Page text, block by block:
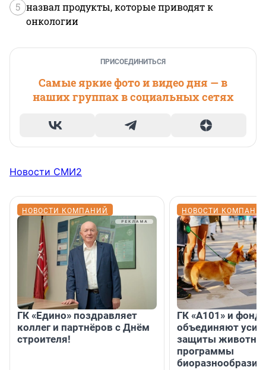
5 назвал продукты, которые приводят к
онкологии
ПРИСОЕДИНИТЬСЯ
Самые яркие фото и видео дня — в
наших группах в социальных сетях
Новости СМИ2
НОВОСТИ КОМПАНИЙ
ГК «Едино» поздравляет
коллег и партнёров с Днём
строителя!
НОВОСТИ
ГК «А101» и фонд
объединяют
защиты
программы
биоразнообразия